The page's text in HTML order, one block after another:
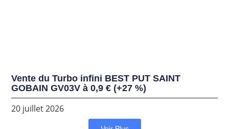
Vente du Turbo infini BEST PUT SAINT
GOBAIN GV03V à 0,9 € (+27 %)
20 juillet 2026